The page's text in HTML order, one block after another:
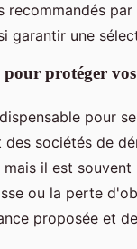
recommandés
garantir une
protéger
pour
sociétés de
il est
ou la perte
proposée et